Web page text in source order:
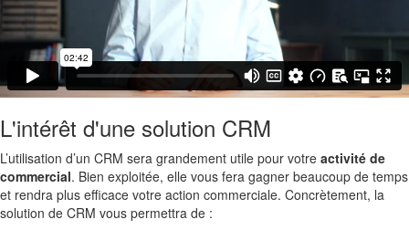
L'intérêt d'une solution CRM
L’utilisation d’un CRM sera grandement utile pour votre activité de
commercial. Bien exploitée, elle vous fera gagner beaucoup de temps
et rendra plus efficace votre action commerciale. Concrètement, la
solution de CRM vous permettra de :